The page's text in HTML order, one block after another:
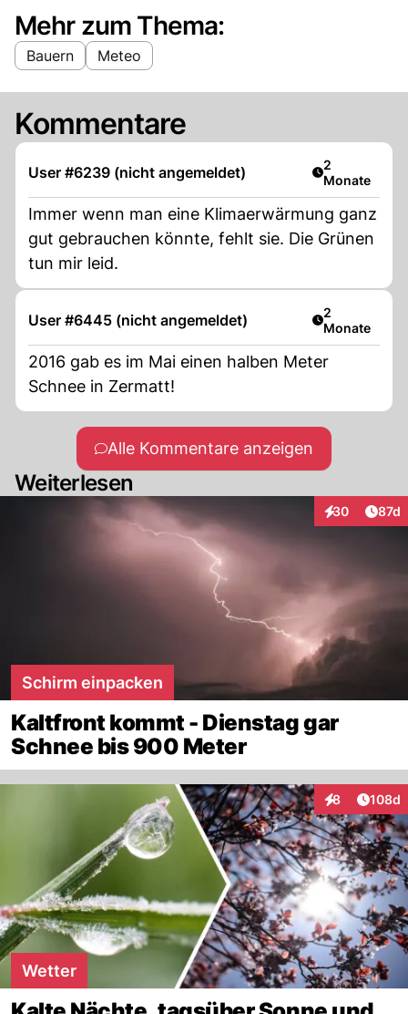
Mehr zum Thema:
Bauern Meteo
Kommentare
User #6239 (nicht angemeldet) Artikel
2
Monate
Immer wenn man eine Klimaerwärmung ganz
gut gebrauchen könnte, fehlt sie. Die Grünen
tun mir leid.
User #6445 (nicht angemeldet) Artikel
2
Monate
2016 gab es im Mai einen halben Meter
Schnee in Zermatt!
Alle Kommentare anzeigen
Weiterlesen
30
Interaktionen
87d
Schirm einpacken
Kaltfront kommt - Dienstag gar
Schnee bis 900 Meter
8
Interaktionen
108d
Wetter